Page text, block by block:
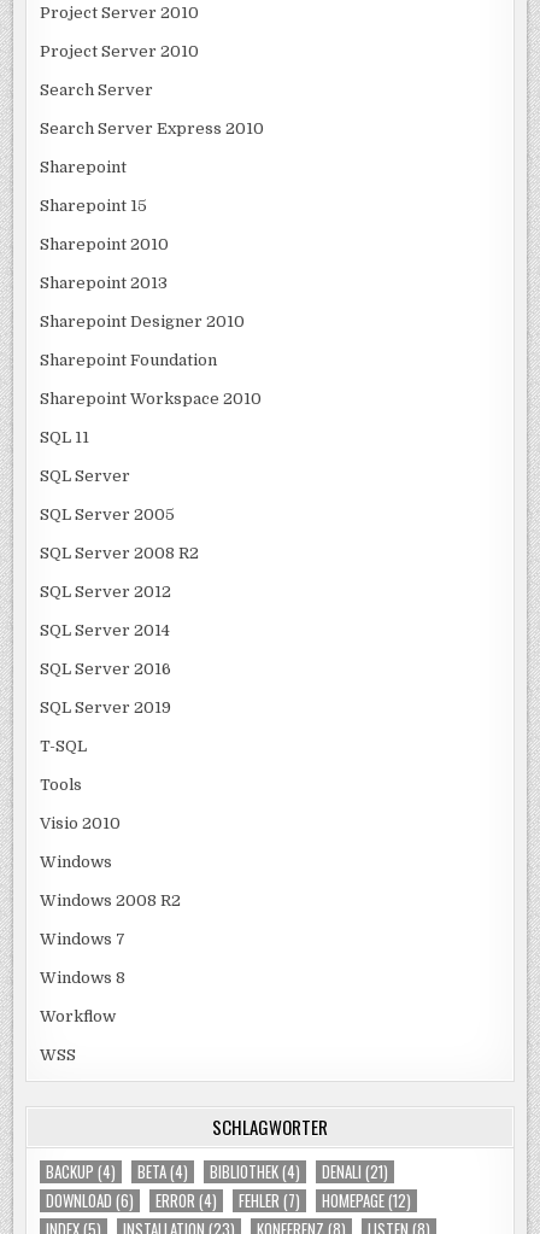
Project Server 2010
Project Server 2010
Search Server
Search Server Express 2010
Sharepoint
Sharepoint 15
Sharepoint 2010
Sharepoint 2013
Sharepoint Designer 2010
Sharepoint Foundation
Sharepoint Workspace 2010
SQL 11
SQL Server
SQL Server 2005
SQL Server 2008 R2
SQL Server 2012
SQL Server 2014
SQL Server 2016
SQL Server 2019
T-SQL
Tools
Visio 2010
Windows
Windows 2008 R2
Windows 7
Windows 8
Workflow
WSS
SCHLAGWÖRTER
BACKUP (4) BETA(4) BIBLIOTHEK(4) DENALI (21)
DOWNLOAD (6) ERROR (4) FEHLER (7) HOMEPAGE(12)
INDEX(5) INSTALLATION (23) KONFERENZ (8) LISTEN (8)